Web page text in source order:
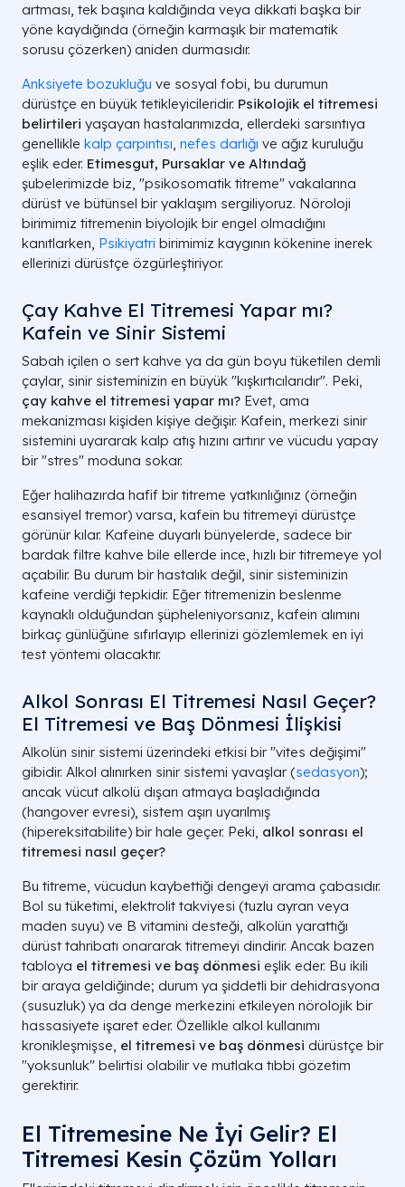
artması, tek başına kaldığında veya dikkati başka bir
yöne kaydığında (örneğin karmaşık bir matematik
sorusu çözerken) aniden durmasıdır.
Anksiyete bozukluğu ve sosyal fobi, bu durumun
dürüstçe en büyük tetikleyicileridir. Psikolojik el titremesi
belirtileri yaşayan hastalarımızda, ellerdeki sarsıntıya
genellikle kalp çarpıntısı, nefes darlığı ve ağız kuruluğu
eşlik eder. Etimesgut, Pursaklar ve Altındağ
şubelerimizde biz, "psikosomatik titreme" vakalarına
dürüst ve bütünsel bir yaklaşım sergiliyoruz. Nöroloji
birimimiz titremenin biyolojik bir engel olmadığını
kanıtlarken, Psikiyatri birimimiz kaygının kökenine inerek
ellerinizi dürüstçe özgürleştiriyor.
Çay Kahve El Titremesi Yapar mı?
Kafein ve Sinir Sistemi
Sabah içilen o sert kahve ya da gün boyu tüketilen demli
çaylar, sinir sisteminizin en büyük "kışkırtıcılarıdır". Peki,
çay kahve el titremesi yapar mı? Evet, ama
mekanizması kişiden kişiye değişir. Kafein, merkezi sinir
sistemini uyararak kalp atış hızını artırır ve vücudu yapay
bir "stres" moduna sokar.
Eğer halihazırda hafif bir titreme yatkınlığınız (örneğin
esansiyel tremor) varsa, kafein bu titremeyi dürüstçe
görünür kılar. Kafeine duyarlı bünyelerde, sadece bir
bardak filtre kahve bile ellerde ince, hızlı bir titremeye yol
açabilir. Bu durum bir hastalık değil, sinir sisteminizin
kafeine verdiği tepkidir. Eğer titremenizin beslenme
kaynaklı olduğundan şüpheleniyorsanız, kafein alımını
birkaç günlüğüne sıfırlayıp ellerinizi gözlemlemek en iyi
test yöntemi olacaktır.
Alkol Sonrası El Titremesi Nasıl Geçer?
El Titremesi ve Baş Dönmesi İlişkisi
Alkolün sinir sistemi üzerindeki etkisi bir "vites değişimi"
gibidir. Alkol alınırken sinir sistemi yavaşlar (sedasyon);
ancak vücut alkolü dışarı atmaya başladığında
(hangover evresi), sistem aşırı uyarılmış
(hipereksitabilite) bir hale geçer. Peki, alkol sonrası el
titremesi nasıl geçer?
Bu titreme, vücudun kaybettiği dengeyi arama çabasıdır.
Bol su tüketimi, elektrolit takviyesi (tuzlu ayran veya
maden suyu) ve B vitamini desteği, alkolün yarattığı
dürüst tahribatı onararak titremeyi dindirir. Ancak bazen
tabloya el titremesi ve baş dönmesi eşlik eder. Bu ikili
bir araya geldiğinde; durum ya şiddetli bir dehidrasyona
(susuzluk) ya da denge merkezini etkileyen nörolojik bir
hassasiyete işaret eder. Özellikle alkol kullanımı
kronikleşmişse, el titremesi ve baş dönmesi dürüstçe bir
"yoksunluk" belirtisi olabilir ve mutlaka tıbbi gözetim
gerektirir.
El Titremesine Ne İyi Gelir? El
Titremesi Kesin Çözüm Yolları